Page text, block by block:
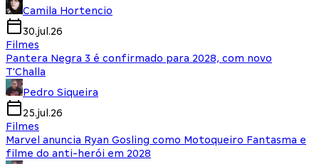
Camila Hortencio
30.jul.26
Filmes
Pantera Negra 3 é confirmado para 2028, com novo
T'Challa
Pedro Siqueira
25.jul.26
Filmes
Marvel anuncia Ryan Gosling como Motoqueiro Fantasma e
filme do anti-herói em 2028